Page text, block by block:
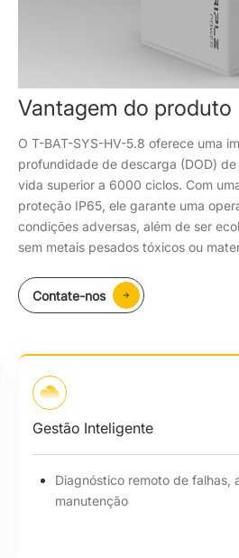
Vantagem do produto
O T-BAT-SYS-HV-5.8 oferece uma
profundidade de descarga (DOD)
vida superior a 6000 ciclos. Com
proteção IP65, ele garante uma
condições adversas, além de ser
sem metais pesados tóxicos ou
Contate-nos
Gestão Inteligente
Diagnóstico remoto de falhas,
manutenção